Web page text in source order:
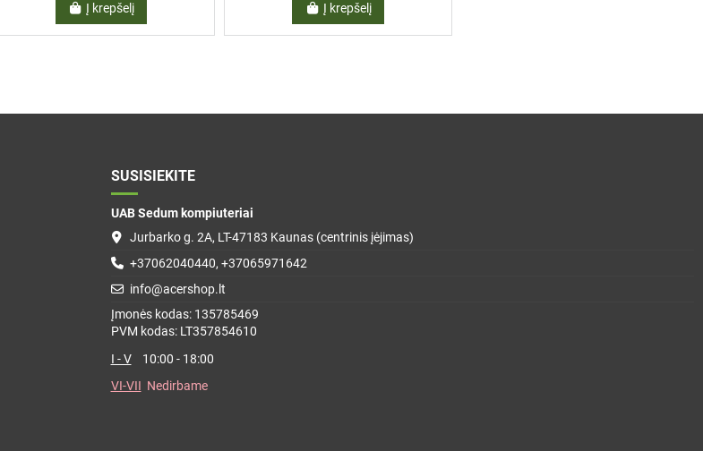
Į krepšelį Į krepšelį
SUSISIEKITE
UAB Sedum kompiuteriai
Jurbarko g. 2A, LT-47183 Kaunas (centrinis įėjimas)
+37062040440, +37065971642
info@acershop.lt
Įmonės kodas: 135785469
PVM kodas: LT357854610
I - V10:00 - 18:00
VI-VII Nedirbame